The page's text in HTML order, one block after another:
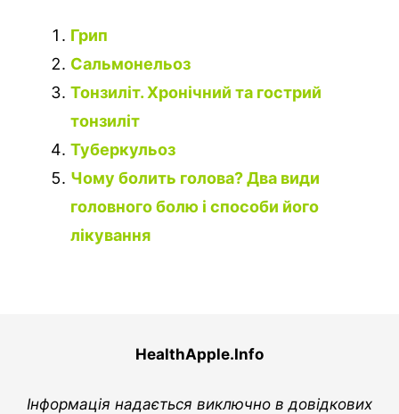
Грип
Сальмонельоз
Тонзиліт. Хронічний та гострий
тонзиліт
Туберкульоз
Чому болить голова? Два види
головного болю і способи його
лікування
HealthApple.Info
Інформація надається виключно в довідкових